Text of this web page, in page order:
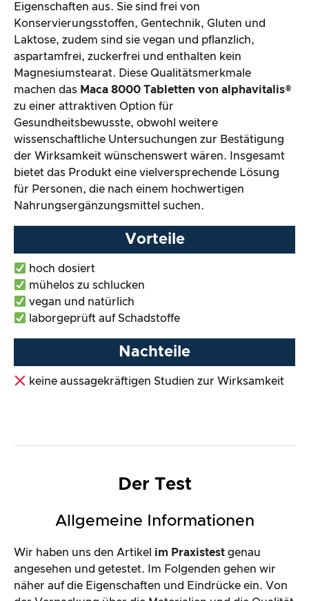
Eigenschaften aus. Sie sind frei von
Konservierungsstoffen, Gentechnik, Gluten und
Laktose, zudem sind sie vegan und pflanzlich,
aspartamfrei, zuckerfrei und enthalten kein
Magnesiumstearat. Diese Qualitätsmerkmale
machen das Maca 8000 Tabletten von alphavitalis®
zu einer attraktiven Option für
Gesundheitsbewusste, obwohl weitere
wissenschaftliche Untersuchungen zur Bestätigung
der Wirksamkeit wünschenswert wären. Insgesamt
bietet das Produkt eine vielversprechende Lösung
für Personen, die nach einem hochwertigen
Nahrungsergänzungsmittel suchen.
Vorteile
hoch dosiert
mühelos zu schlucken
vegan und natürlich
laborgeprüft auf Schadstoffe
Nachteile
keine aussagekräftigen Studien zur Wirksamkeit
Der Test
Allgemeine Informationen
Wir haben uns den Artikel im Praxistest genau
angesehen und getestet. Im Folgenden gehen wir
näher auf die Eigenschaften und Eindrücke ein. Von